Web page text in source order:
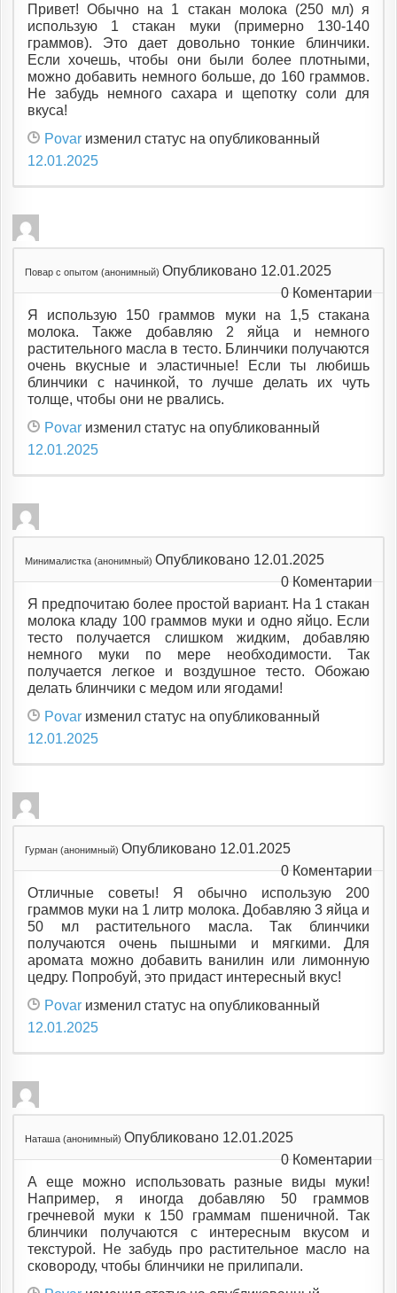
Привет! Обычно на 1 стакан молока (250 мл) я
использую 1 стакан муки (примерно 130-140
граммов). Это дает довольно тонкие блинчики.
Если хочешь, чтобы они были более плотными,
можно добавить немного больше, до 160 граммов.
Не забудь немного сахара и щепотку соли для
вкуса!
Povar изменил статус на опубликованный
12.01.2025
Повар с опытом (анонимный) Опубликовано 12.01.2025
0Коментарии
Я использую 150 граммов муки на 1,5 стакана
молока. Также добавляю 2 яйца и немного
растительного масла в тесто. Блинчики получаются
очень вкусные и эластичные! Если ты любишь
блинчики с начинкой, то лучше делать их чуть
толще, чтобы они не рвались.
Povar изменил статус на опубликованный
12.01.2025
Минималистка (анонимный) Опубликовано 12.01.2025
0Коментарии
Я предпочитаю более простой вариант. На 1 стакан
молока кладу 100 граммов муки и одно яйцо. Если
тесто получается слишком жидким, добавляю
немного муки по мере необходимости. Так
получается легкое и воздушное тесто. Обожаю
делать блинчики с медом или ягодами!
Povar изменил статус на опубликованный
12.01.2025
Гурман (анонимный) Опубликовано 12.01.2025
0Коментарии
Отличные советы! Я обычно использую 200
граммов муки на 1 литр молока. Добавляю 3 яйца и
50 мл растительного масла. Так блинчики
получаются очень пышными и мягкими. Для
аромата можно добавить ванилин или лимонную
цедру. Попробуй, это придаст интересный вкус!
Povar изменил статус на опубликованный
12.01.2025
Наташа (анонимный) Опубликовано 12.01.2025
0Коментарии
А еще можно использовать разные виды муки!
Например, я иногда добавляю 50 граммов
гречневой муки к 150 граммам пшеничной. Так
блинчики получаются с интересным вкусом и
текстурой. Не забудь про растительное масло на
сковороду, чтобы блинчики не прилипали.